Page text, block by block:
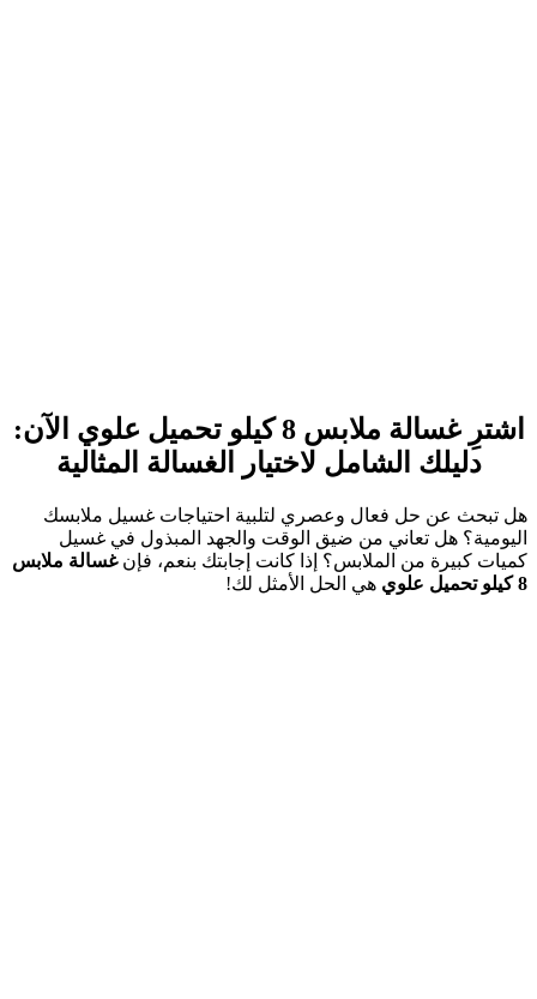
اشترِ غسالة ملابس 8 كيلو تحميل علوي الآن:
دليلك الشامل لاختيار الغسالة المثالية
هل تبحث عن حل فعال وعصري لتلبية احتياجات غسيل ملابسك
اليومية؟ هل تعاني من ضيق الوقت والجهد المبذول في غسيل
كميات كبيرة من الملابس؟ إذا كانت إجابتك بنعم، فإنغسالة ملابس
8 كيلو تحميل علوي
هي الحل الأمثل لك!